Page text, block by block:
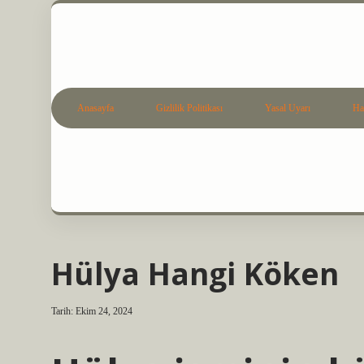
Anasayfa Gizlilik Politikası Yasal Uyarı
Hülya Hangi Köken
Tarih: Ekim 24, 2024